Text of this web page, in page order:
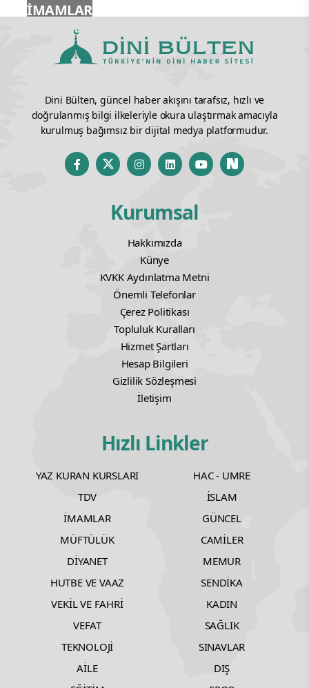
İMAMLAR
Dini Bülten, güncel haber akışını tarafsız, hızlı ve
doğrulanmış bilgi ilkeleriyle okura ulaştırmak amacıyla
kurulmuş bağımsız bir dijital medya platformudur.
Kurumsal
Hakkımızda
Künye
KVKK Aydınlatma Metni
Önemli Telefonlar
Çerez Politikası
Topluluk Kuralları
Hizmet Şartları
Hesap Bilgileri
Gizlilik Sözleşmesi
İletişim
Hızlı Linkler
YAZ KURAN KURSLARI
HAC - UMRE
TDV
İSLAM
İMAMLAR
GÜNCEL
MÜFTÜLÜK
CAMİLER
DİYANET
MEMUR
HUTBE VE VAAZ
SENDİKA
VEKİL VE FAHRİ
KADIN
VEFAT
SAĞLIK
TEKNOLOJİ
SINAVLAR
AİLE
DIŞ